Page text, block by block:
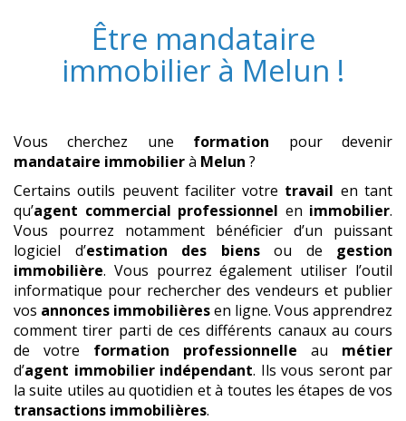
Être mandataire
immobilier à Melun !
Vous cherchez une formation pour devenir
mandataire immobilierà Melun ?
Certains outils peuvent faciliter votre travail en tant
qu’agent commercial professionnel en immobilier.
Vous pourrez notamment bénéficier d’un puissant
logiciel d’estimation des biensou de gestion
immobilière. Vous pourrez également utiliser l’outil
informatique pour rechercher des vendeurs et publier
vos annonces immobilièresen ligne. Vous apprendrez
comment tirer parti de ces différents canaux au cours
de votre formation professionnelle au métier
d’agent immobilier indépendant. Ils vous seront par
la suite utiles au quotidien et à toutes les étapes de vos
transactions immobilières.